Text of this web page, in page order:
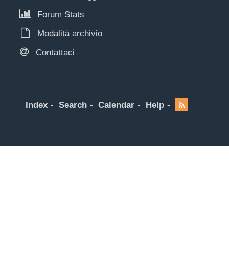
Forum Stats
Modalità archivio
Contattaci
Index Search Calendar Help